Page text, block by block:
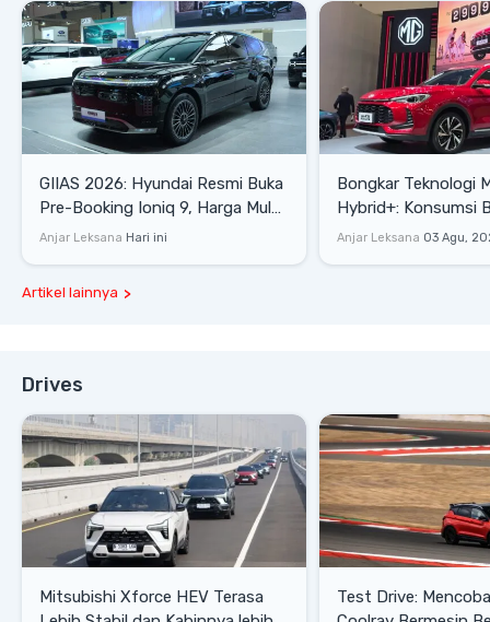
GIIAS 2026: Hyundai Resmi Buka
Pre-Booking Ioniq 9, Harga Mulai
Rp1,49 Miliar
Anjar Leksana Hari ini
Bongkar Teknologi
Hybrid+: Konsumsi
Tembus 27,7 Km/
Anjar Leksana 03 Agu,
Artikel lainnya
Drives
Mitsubishi Xforce HEV Terasa
Test Drive: Mencoba Geely